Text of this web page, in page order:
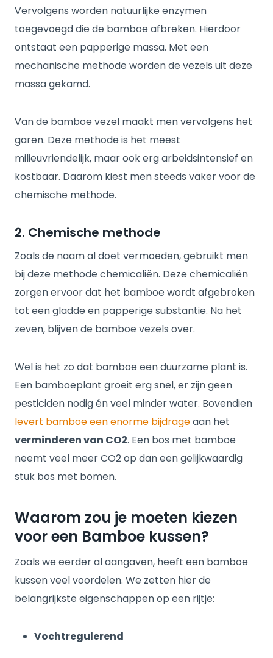
Vervolgens worden natuurlijke enzymen
toegevoegd die de bamboe afbreken. Hierdoor
ontstaat een papperige massa. Met een
mechanische methode worden de vezels uit deze
massa gekamd.
Van de bamboe vezel maakt men vervolgens het
garen. Deze methode is het meest
milieuvriendelijk, maar ook erg arbeidsintensief en
kostbaar. Daarom kiest men steeds vaker voor de
chemische methode.
2. Chemische methode
Zoals de naam al doet vermoeden, gebruikt men
bij deze methode chemicaliën. Deze chemicaliën
zorgen ervoor dat het bamboe wordt afgebroken
tot een gladde en papperige substantie. Na het
zeven, blijven de bamboe vezels over.
Wel is het zo dat bamboe een duurzame plant is.
Een bamboeplant groeit erg snel, er zijn geen
pesticiden nodig én veel minder water. Bovendien
levert bamboe een enorme bijdrageaan het
verminderen van CO2. Een bos met bamboe
neemt veel meer CO2 op dan een gelijkwaardig
stuk bos met bomen.
Waarom zou je moeten kiezen
voor een Bamboe kussen?
Zoals we eerder al aangaven, heeft een bamboe
kussen veel voordelen. We zetten hier de
belangrijkste eigenschappen op een rijtje:
Vochtregulerend